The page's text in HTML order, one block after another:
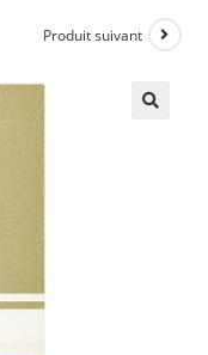
Produit suivant